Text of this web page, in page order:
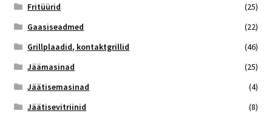
Fritüürid
(25)
Gaasiseadmed
(22)
Grillplaadid, kontaktgrillid
(46)
Jäämasinad
(25)
Jäätisemasinad
(4)
Jäätisevitriinid
(8)